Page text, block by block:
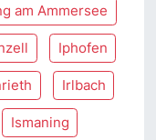
am Ammersee
Iphofen
Irlbach
Ismaning